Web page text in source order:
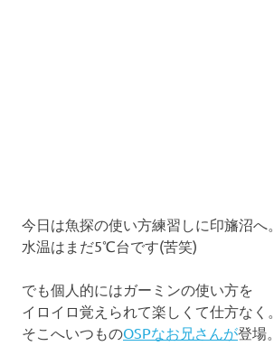
今日は魚探の使い方練習しに印旛沼へ。
水温はまだ5℃台です(苦笑)
でも個人的にはガーミンの使い方を
イロイロ覚えられて楽しくて仕方なく。
そこへいつものOSPなお兄さんが登場。